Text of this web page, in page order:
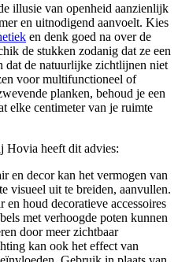
illusie van openheid aanzienlijk
en uitnodigend aanvoelt. Kies
en denk goed na over de
de stukken zodanig dat ze een
dat de natuurlijke zichtlijnen niet
voor multifunctioneel of
planken, behoud je een
elke centimeter van je ruimte
Hovia heeft dit advies:
en decor kan het vermogen van
visueel uit te breiden, aanvullen.
houd decoratieve accessoires
met verhoogde poten kunnen
door meer zichtbaar
kan ook het effect van